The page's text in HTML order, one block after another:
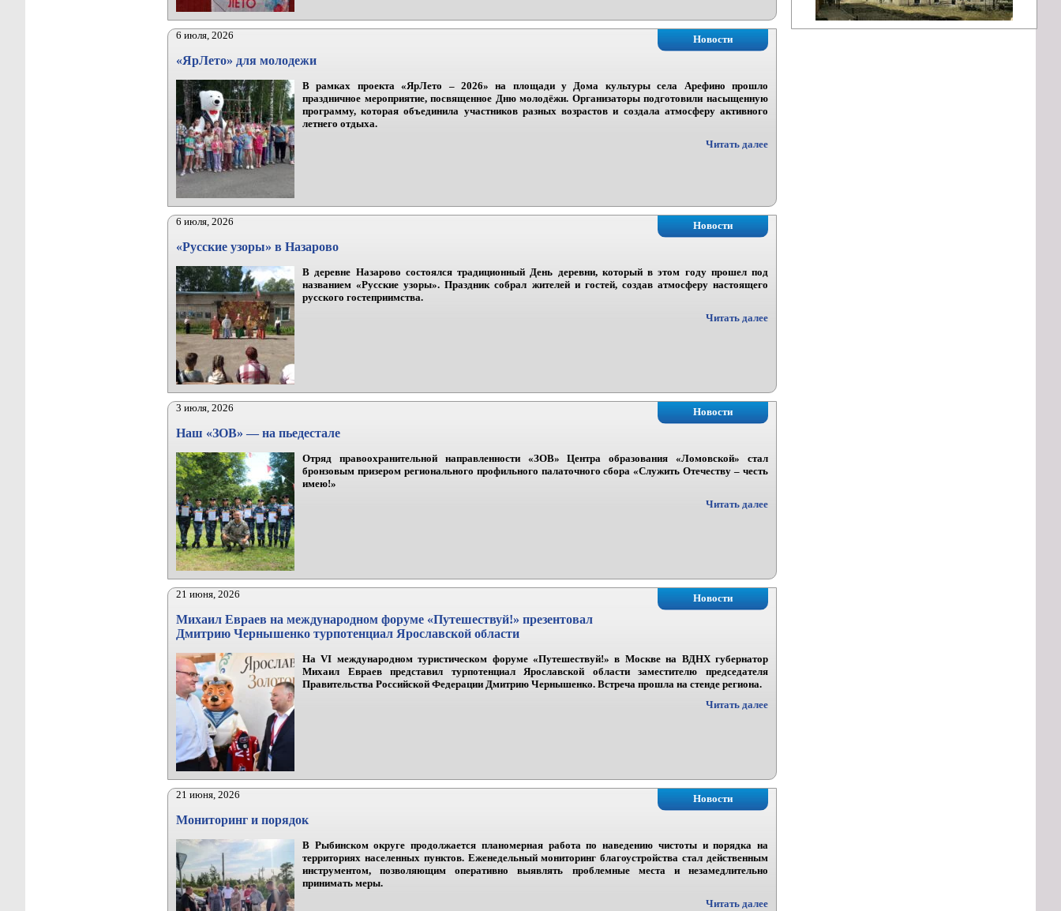
Новости
6 июля, 2026
«ЯрЛето» для молодежи
В рамках проекта «ЯрЛето – 2026» на площади у Дома культуры села Арефино прошло
праздничное мероприятие, посвященное Дню молодёжи. Организаторы подготовили насыщенную
программу, которая объединила участников разных возрастов и создала атмосферу активного
летнего отдыха.
Читать далее
Новости
6 июля, 2026
«Русские узоры» в Назарово
В деревне Назарово состоялся традиционный День деревни, который в этом году прошел под
названием «Русские узоры». Праздник собрал жителей и гостей, создав атмосферу настоящего
русского гостеприимства.
Читать далее
Новости
3 июля, 2026
Наш «ЗОВ» — на пьедестале
Отряд правоохранительной направленности «ЗОВ» Центра образования «Ломовской» стал
бронзовым призером регионального профильного палаточного сбора «Служить Отечеству – честь
имею!»
Читать далее
Новости
21 июня, 2026
Михаил Евраев на международном форуме «Путешествуй!» презентовал
Дмитрию Чернышенко турпотенциал Ярославской области
На VI международном туристическом форуме «Путешествуй!» в Москве на ВДНХ губернатор
Михаил Евраев представил турпотенциал Ярославской области заместителю председателя
Правительства Российской Федерации Дмитрию Чернышенко. Встреча прошла на стенде региона.
Читать далее
Новости
21 июня, 2026
Мониторинг и порядок
В Рыбинском округе продолжается планомерная работа по наведению чистоты и порядка на
территориях населенных пунктов. Еженедельный мониторинг благоустройства стал действенным
инструментом, позволяющим оперативно выявлять проблемные места и незамедлительно
принимать меры.
Читать далее